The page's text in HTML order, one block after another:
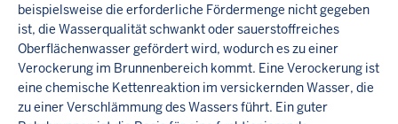
beispielsweise die erforderliche Fördermenge nicht gegeben
ist, die Wasserqualität schwankt oder sauerstoffreiches
Oberflächenwasser gefördert wird, wodurch es zu einer
Verockerung im Brunnenbereich kommt. Eine Verockerung ist
eine chemische Kettenreaktion im versickernden Wasser, die
zu einer Verschlämmung des Wassers führt. Ein guter